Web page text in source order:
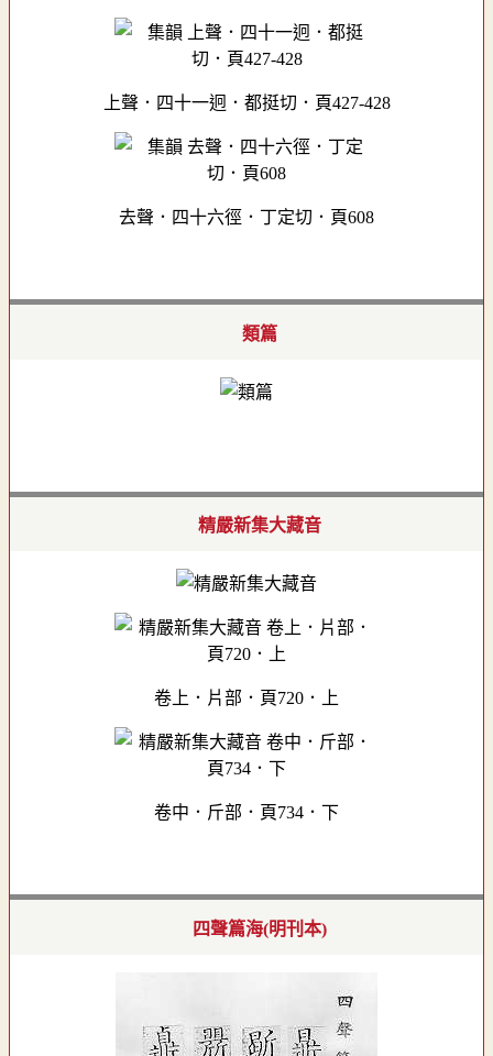
上聲．四十一迥．都挺切．頁427-428
去聲．四十六徑．丁定切．頁608
類篇
精嚴新集大藏音
卷上．片部．頁720．上
卷中．斤部．頁734．下
四聲篇海(明刊本)